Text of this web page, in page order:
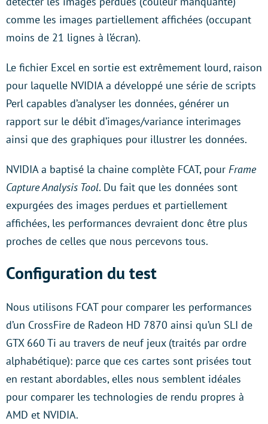
comme les images partiellement affichées (occupant
moins de 21 lignes à l’écran).
Le fichier Excel en sortie est extrêmement lourd, raison
pour laquelle NVIDIA a développé une série de scripts
Perl capables d’analyser les données, générer un
rapport sur le débit d’images/variance interimages
ainsi que des graphiques pour illustrer les données.
NVIDIA a baptisé la chaine complète FCAT, pour Frame
Capture Analysis Tool. Du fait que les données sont
expurgées des images perdues et partiellement
affichées, les performances devraient donc être plus
proches de celles que nous percevons tous.
Configuration du test
Nous utilisons FCAT pour comparer les performances
d’un CrossFire de Radeon HD 7870 ainsi qu’un SLI de
GTX 660 Ti au travers de neuf jeux (traités par ordre
alphabétique): parce que ces cartes sont prisées tout
en restant abordables, elles nous semblent idéales
pour comparer les technologies de rendu propres à
AMD et NVIDIA.